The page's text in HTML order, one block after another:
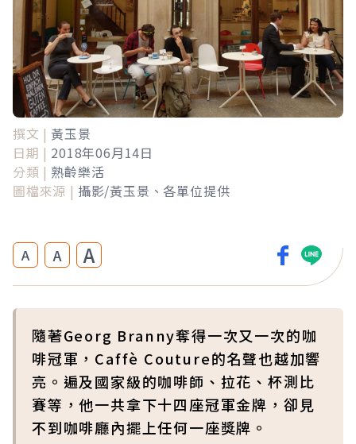
撰文 | 黃玉景
日期 | 2018年06月14日
分類 | 熟齡樂活
圖檔來源 | 攝影/黃玉景、各單位提供
A A A
隨著Georg Branny奪得一次又一次的咖
啡冠軍，Caffè Couture的名聲也越加響
亮。遍及國家級的咖啡師、拉花、杯測比
賽等，他一共拿下十四座冠軍金牌，卻見
不到咖啡廳內擺上任何一座獎牌。